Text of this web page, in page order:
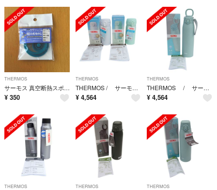
THERMOS
サーモス 真空断熱スポーツボトル FEOパッキンセット （L）
¥ 350
THERMOS
THERMOS / サーモス ◆ステンレス製携帯用まほうびん 真空断熱ケータイマグ 350ml 2個セット JNL-S350 生活雑貨【未使用】 [0220563124]
¥ 4,564
THERMOS
THERMOS / サーモス ◆ステンレス製携帯用まほうびん 真空断熱ケータイマグ 1.0L ミントブルー JOS-1000 生活雑貨【未使用】 [0220563120]
¥ 4,564
THERMOS THERMOS THERMOS